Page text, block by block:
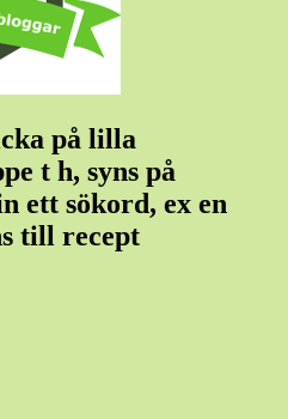
på lilla
t h, syns på
ett sökord, ex en
till recept